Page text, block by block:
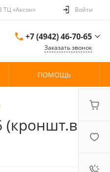
ТЦ «Аксон» Войти
+7 (4942) 46-70-65
ул. Сутырина, 3 ТЦ
Заказать звонок
ПОМОЩЬ
(кроншт.в